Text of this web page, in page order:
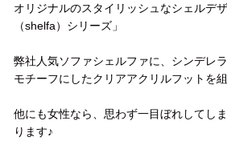
オリジナルのスタイリッシュなシェルデ
（shelfa）シリーズ」
弊社人気ソファシェルファに、シンデレ
モチーフにしたクリアアクリルフットを
他にも女性なら、思わず一目ぼれしてし
ります♪